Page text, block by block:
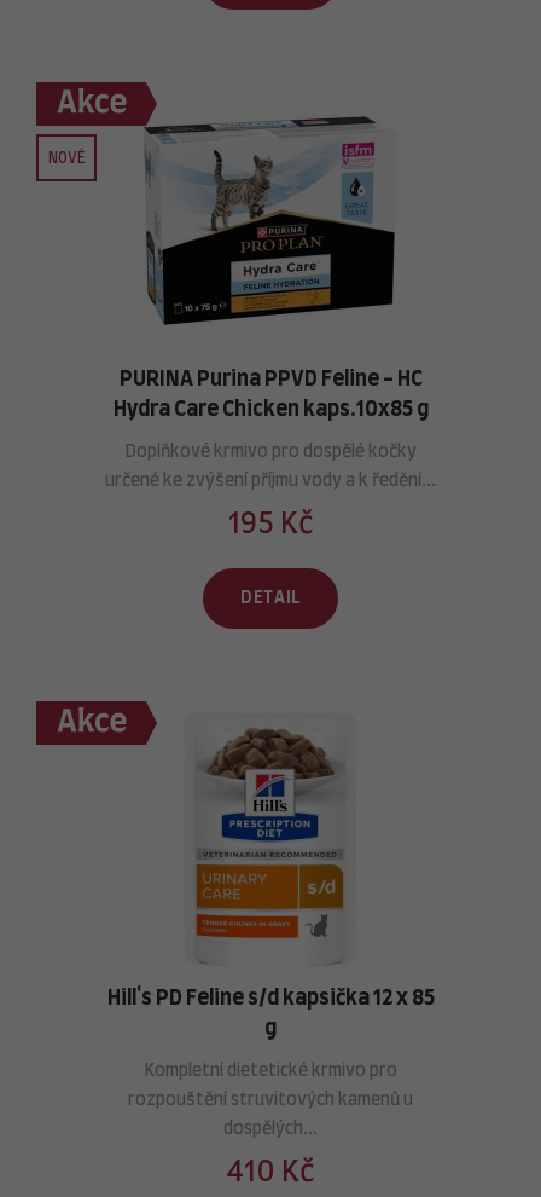
NOVÉ
PURINA Purina PPVD Feline - HC
Hydra Care Chicken kaps.10x85 g
Doplňkové krmivo pro dospělé kočky
určené ke zvýšení příjmu vody a k ředění...
195 Kč
DETAIL
Hill's PD Feline s/d kapsička 12 x 85
g
Kompletní dietetické krmivo pro
rozpouštění struvitových kamenů u
dospělých...
410 Kč